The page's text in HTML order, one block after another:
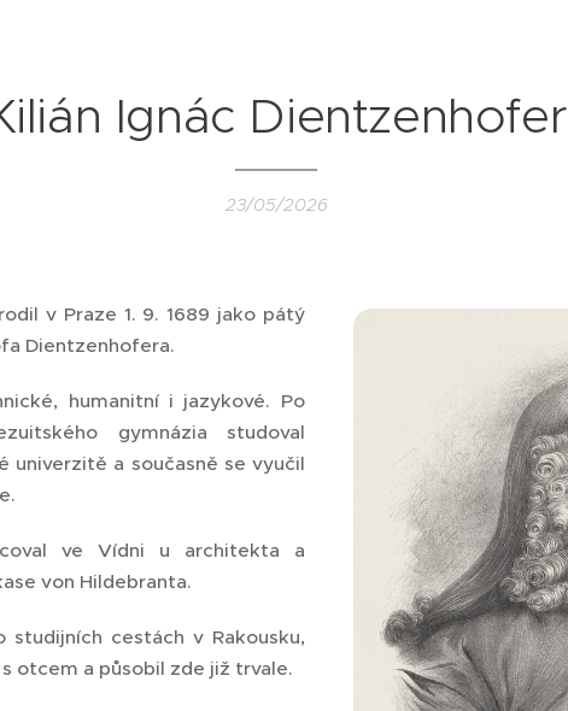
Ignác Dientzenhofer
23/05/2026
v Praze 1. 9. 1689 jako pátý
Dientzenhofera.
humanitní i jazykové. Po
gymnázia studoval
a současně se vyučil
ve Vídni u architekta a
von Hildebranta.
studijních cestách v Rakousku,
otcem a působil zde již trvale.